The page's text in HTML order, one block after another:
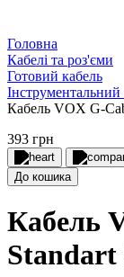
Головна
Кабелі та роз'єми
Готовий кабель
Інструментальний
Кабель VOX G-
393 грн
До кошика
Кабель
Standart